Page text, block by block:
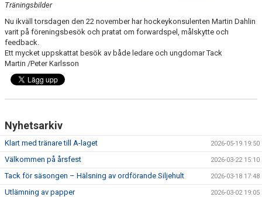
Träningsbilder
Nu ikväll torsdagen den 22 november har hockeykonsulenten Martin Dahlin
varit på föreningsbesök och pratat om forwardspel, målskytte och
feedback.
Ett mycket uppskattat besök av både ledare och ungdomar Tack
Martin /Peter Karlsson
Nyhetsarkiv
Klart med tränare till A-laget 2026-05-19 19:50
Välkommen på årsfest 2026-03-22 15:10
Tack för säsongen – Hälsning av ordförande Siljehult 2026-03-18 17:48
Utlämning av papper 2026-03-02 19:05